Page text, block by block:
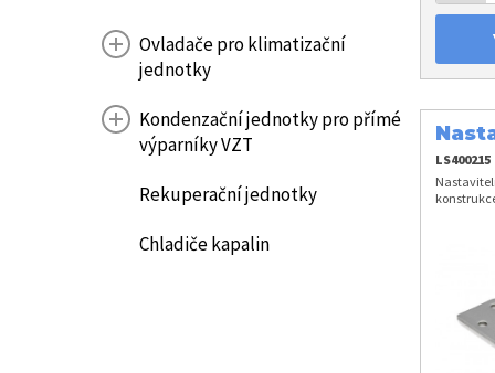
Ovladače pro klimatizační
jednotky
Kondenzační jednotky pro přímé
výparníky VZT
Rekuperační jednotky
Chladiče kapalin
LS400215